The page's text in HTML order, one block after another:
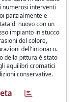
numerosi interventi
parzialmente e
di nuovo con un
impianto in stucco
del colore,
dell'intonaco.
della pittura è stato
equilibri cromatici
conservative.